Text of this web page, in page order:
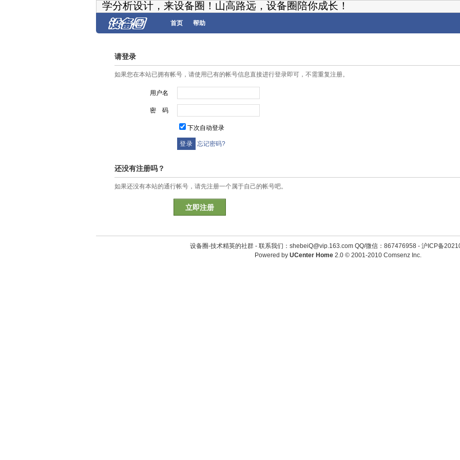
学分析设计，来设备圈！山高路远，设备圈陪你成长！
首页 帮助
请登录
如果您在本站已拥有帐号，请使用已有的帐号信息直接进行登录即可，不需重复注册。
用户名
密 码
下次自动登录
忘记密码?
还没有注册吗？
如果还没有本站的通行帐号，请先注册一个属于自己的帐号吧。
立即注册
设备圈-技术精英的社群 - 联系我们：shebeiQ@vip.163.com QQ/微信：867476958- 沪ICP备
Powered by UCenter Home 2.0© 2001-2010 Comsenz Inc.